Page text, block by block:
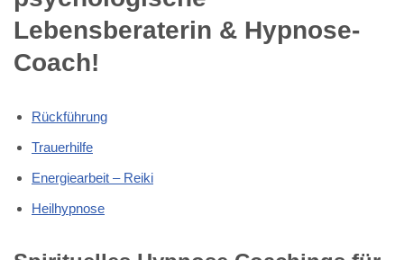
Lebensberaterin & Hypnose-
Coach!
Rückführung
Trauerhilfe
Energiearbeit – Reiki
Heilhypnose